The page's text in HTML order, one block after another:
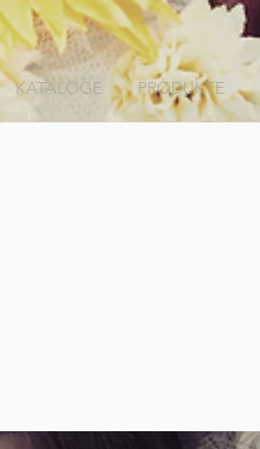
KATALOGE PRODUKTE